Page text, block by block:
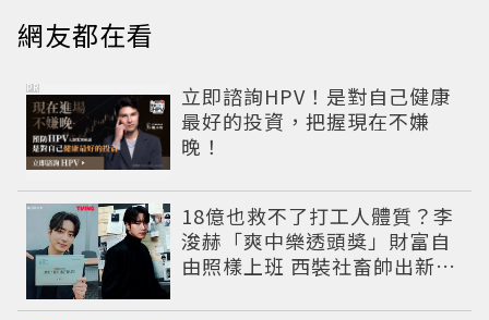
網友都在看
立即諮詢HPV！是對自己健康
最好的投資，把握現在不嫌
晚！
PR
18億也救不了打工人體質？李
浚赫「爽中樂透頭獎」財富自
由照樣上班 西裝社畜帥出新高